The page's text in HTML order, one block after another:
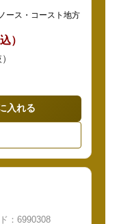
ース・コースト地方
）
入れる
：6990308